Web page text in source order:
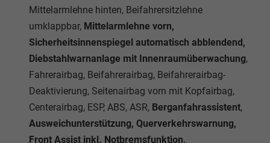
Mittelarmlehne hinten, Beifahrersitzlehne
umklappbar, Mittelarmlehne vorn,
Sicherheitsinnenspiegel automatisch abblendend,
Diebstahlwarnanlage mit Innenraumüberwachung,
Fahrerairbag, Beifahrerairbag, Beifahrerairbag-
Deaktivierung, Seitenairbag vorn mit Kopfairbag,
Centerairbag, ESP, ABS, ASR, Berganfahrassistent,
Ausweichunterstützung, Querverkehrswarnung,
Front Assist inkl. Notbremsfunktion,